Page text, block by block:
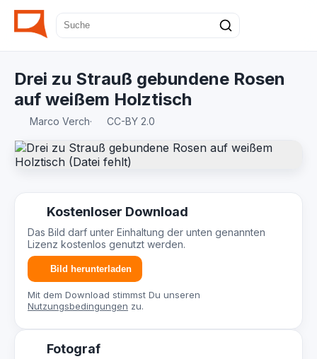
Drei zu Strauß gebundene Rosen
auf weißem Holztisch
Marco Verch· CC-BY 2.0
Kostenloser Download
Das Bild darf unter Einhaltung der unten genannten
Lizenz kostenlos genutzt werden.
Bild herunterladen
Mit dem Download stimmst Du unseren
Nutzungsbedingungen zu.
Fotograf